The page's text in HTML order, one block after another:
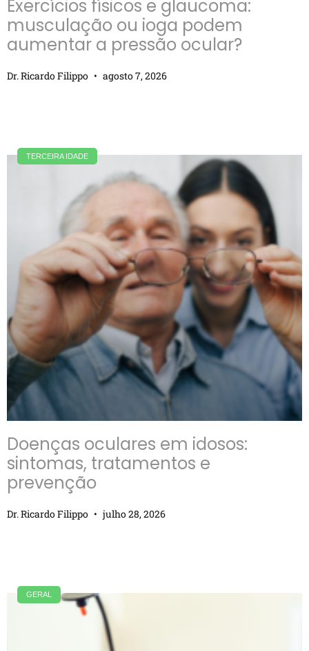
Exercícios físicos e glaucoma:
musculação ou ioga podem
aumentar a pressão ocular?
Dr. Ricardo Filippo agosto 7, 2026
TERCEIRA IDADE
Doenças oculares em idosos:
sintomas, tratamentos e
prevenção
Dr. Ricardo Filippo julho 28, 2026
GERAL